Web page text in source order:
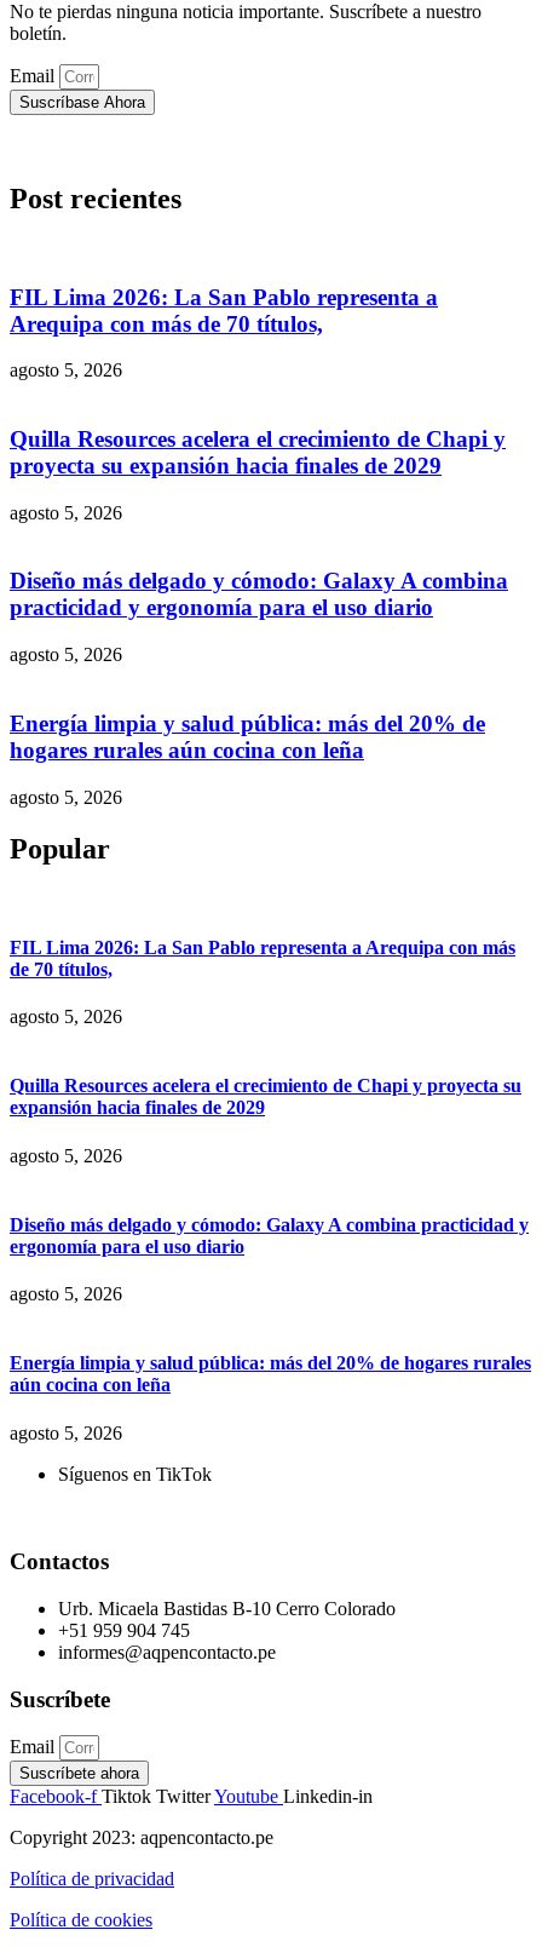
No te pierdas ninguna noticia importante. Suscríbete a nuestro
boletín.
Email
Suscríbase Ahora
Post recientes
FIL Lima 2026: La San Pablo representa a
Arequipa con más de 70 títulos,
agosto 5, 2026
Quilla Resources acelera el crecimiento de Chapi y
proyecta su expansión hacia finales de 2029
agosto 5, 2026
Diseño más delgado y cómodo: Galaxy A combina
practicidad y ergonomía para el uso diario
agosto 5, 2026
Energía limpia y salud pública: más del 20% de
hogares rurales aún cocina con leña
agosto 5, 2026
Popular
FIL Lima 2026: La San Pablo representa a Arequipa con más
de 70 títulos,
agosto 5, 2026
Quilla Resources acelera el crecimiento de Chapi y proyecta su
expansión hacia finales de 2029
agosto 5, 2026
Diseño más delgado y cómodo: Galaxy A combina practicidad y
ergonomía para el uso diario
agosto 5, 2026
Energía limpia y salud pública: más del 20% de hogares rurales
aún cocina con leña
agosto 5, 2026
Síguenos en TikTok
Contactos
Urb. Micaela Bastidas B-10 Cerro Colorado
+51 959 904 745
informes@aqpencontacto.pe
Suscríbete
Email
Suscríbete ahora
Facebook-f Tiktok TwitterYoutube Linkedin-in
Copyright 2023: aqpencontacto.pe
Política de privacidad
Política de cookies